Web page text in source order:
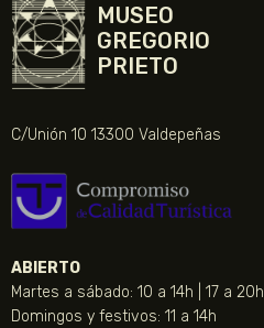
MUSEO
GREGORIO
PRIETO
C/Unión 10 13300 Valdepeñas
ABIERTO
Martes a sábado: 10 a 14h | 17 a 20h
Domingos y festivos: 11 a 14h